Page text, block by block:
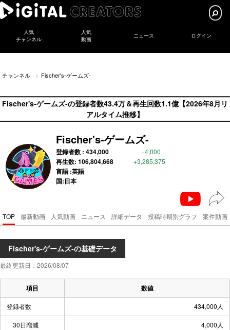
人気
チャンネル
人気
動画
ニュース ログイン
チャンネル Fischer's-ゲームズ-
Fischer's-ゲームズ-の登録者数43.4万＆再生回数1.1億【2026年8月リ
アルタイム推移】
Fischer's-ゲームズ-
登録者数 : 434,000 +4,000
再生数: 106,804,668 +3,285,375
言語 :英語
国:日本
TOP 最新動画 人気動画 ニュース 詳細データ 投稿時期別グラフ 案件動画
Fischer's-ゲームズ-の基礎データ
最終更新日：2026/08/07
項目 数値
登録者数 434,000人
30日増減 4,000人